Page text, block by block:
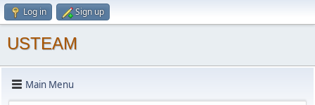
Log in Sign up
USTEAM
Main Menu